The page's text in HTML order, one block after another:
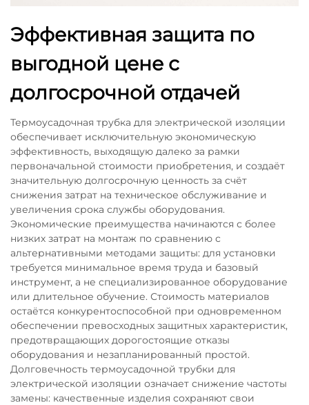
Эффективная защита по
выгодной цене с
долгосрочной отдачей
Термоусадочная трубка для электрической изоляции
обеспечивает исключительную экономическую
эффективность, выходящую далеко за рамки
первоначальной стоимости приобретения, и создаёт
значительную долгосрочную ценность за счёт
снижения затрат на техническое обслуживание и
увеличения срока службы оборудования.
Экономические преимущества начинаются с более
низких затрат на монтаж по сравнению с
альтернативными методами защиты: для установки
требуется минимальное время труда и базовый
инструмент, а не специализированное оборудование
или длительное обучение. Стоимость материалов
остаётся конкурентоспособной при одновременном
обеспечении превосходных защитных характеристик,
предотвращающих дорогостоящие отказы
оборудования и незапланированный простой.
Долговечность термоусадочной трубки для
электрической изоляции означает снижение частоты
замены: качественные изделия сохраняют свои